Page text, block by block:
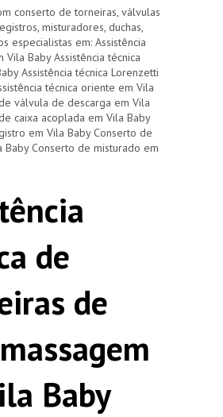
conserto de torneiras, válvulas
misturadores, duchas,
especialistas em: Assistência
Vila Baby Assistência técnica
Assistência técnica Lorenzetti
técnica oriente em Vila
válvula de descarga em Vila
caixa acoplada em Vila Baby
em Vila Baby Conserto de
Baby Conserto de misturado em
de
de
Baby